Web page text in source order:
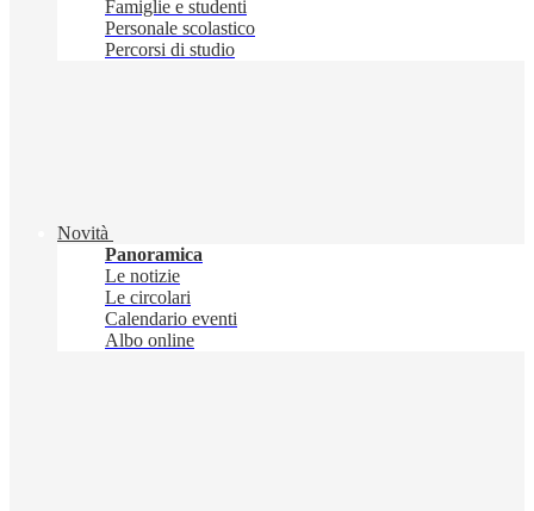
Famiglie e studenti
Personale scolastico
Percorsi di studio
Novità
Panoramica
Le notizie
Le circolari
Calendario eventi
Albo online